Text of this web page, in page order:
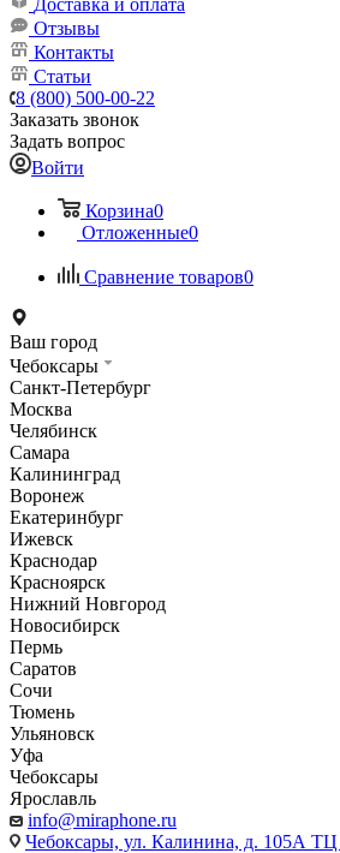
Доставка и оплата
Отзывы
Контакты
Статьи
8 (800) 500-00-22
Заказать звонок
Задать вопрос
Войти
Корзина0
Отложенные0
Сравнение товаров0
Ваш город
Чебоксары
Санкт-Петербург
Москва
Челябинск
Самара
Калининград
Воронеж
Екатеринбург
Ижевск
Краснодар
Красноярск
Нижний Новгород
Новосибирск
Пермь
Саратов
Сочи
Тюмень
Ульяновск
Уфа
Чебоксары
Ярославль
info@miraphone.ru
Чебоксары, ул. Калинина, д. 105А